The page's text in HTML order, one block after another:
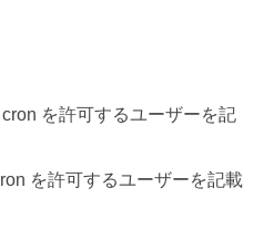
cron を許可するユーザーを記
を許可するユーザーを記載